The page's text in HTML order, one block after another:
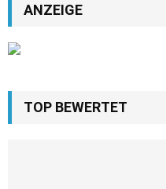
ANZEIGE
TOP BEWERTET